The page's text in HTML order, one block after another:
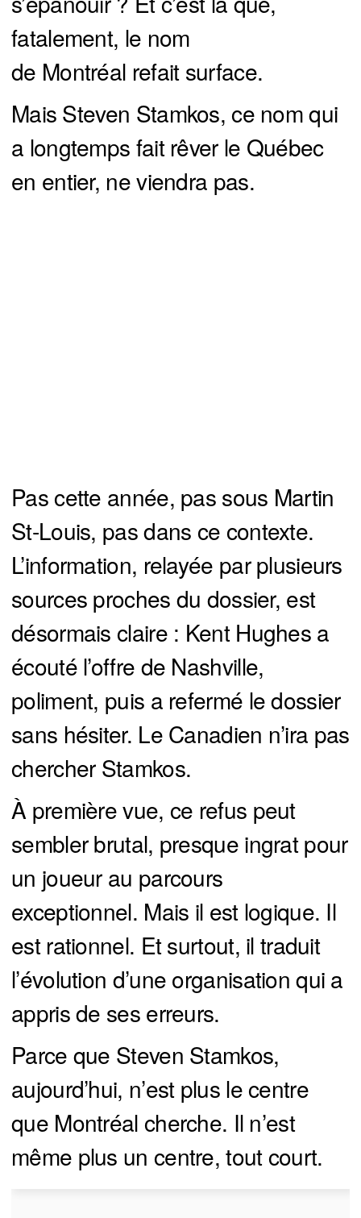
fatalement, le nom
de Montréal refait surface.
Mais Steven Stamkos, ce nom qui
a longtemps fait rêver le Québec
en entier, ne viendra pas.
Pas cette année, pas sous Martin
St-Louis, pas dans ce contexte.
L’information, relayée par plusieurs
sources proches du dossier, est
désormais claire : Kent Hughes a
écouté l’offre de Nashville,
poliment, puis a refermé le dossier
sans hésiter. Le Canadien n’ira pas
chercher Stamkos.
À première vue, ce refus peut
sembler brutal, presque ingrat pour
un joueur au parcours
exceptionnel. Mais il est logique. Il
est rationnel. Et surtout, il traduit
l’évolution d’une organisation qui a
appris de ses erreurs.
Parce que Steven Stamkos,
aujourd’hui, n’est plus le centre
que Montréal cherche. Il n’est
même plus un centre, tout court.